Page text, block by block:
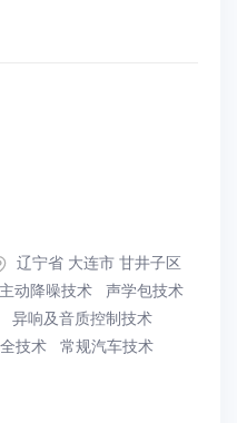
辽宁省 大连市 甘井子区
主动降噪技术 声学包技术
异响及音质控制技术
技术 常规汽车技术